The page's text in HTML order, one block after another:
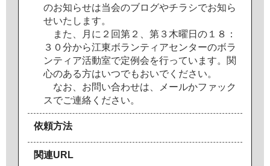
のお知らせは当会のブロ グやチラ シでお知ら
せいた し ま す。
ま た 月 に ２ 回第 ２ 第 ３ 木曜 日 の １ ８ ：
３ ０分から江東ボラ ンテ ィ アセンターのボラ
ンテ ィ ア活動室で定例会を行ってい ま す。 関
心のある方はいつでもおいで く ださ い。
なお お問い合わせは メ ールかフ ァッ ク
スでご連絡 く ださ い。
依頼方法
関連URL